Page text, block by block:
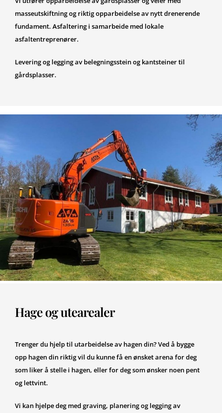
masseutskiftning og riktig opparbeidelse av nytt drenerende
fundament. Asfaltering i samarbeide med lokale
asfaltentreprenører.
Levering og legging av belegningsstein og kantsteiner til
gårdsplasser.
Hage og utearealer
Trenger du hjelp til utarbeidelse av hagen din? Ved å bygge
opp hagen din riktig vil du kunne få en ønsket arena for deg
som liker å stelle i hagen, eller for deg som ønsker noen pent
og lettvint.
Vi kan hjelpe deg med graving, planering og legging av